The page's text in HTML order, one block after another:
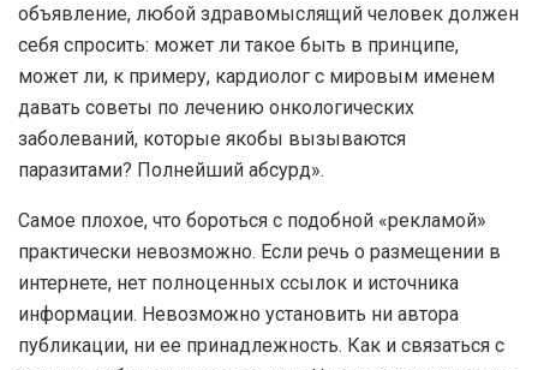
объявление, любой здравомыслящий человек должен
себя спросить: может ли такое быть в принципе,
может ли, к примеру, кардиолог с мировым именем
давать советы по лечению онкологических
заболеваний, которые якобы вызываются
паразитами? Полнейший абсурд».
Самое плохое, что бороться с подобной «рекламой»
практически невозможно. Если речь о размещении в
интернете, нет полноценных ссылок и источника
информации. Невозможно установить ни автора
публикации, ни ее принадлежность. Как и связаться с